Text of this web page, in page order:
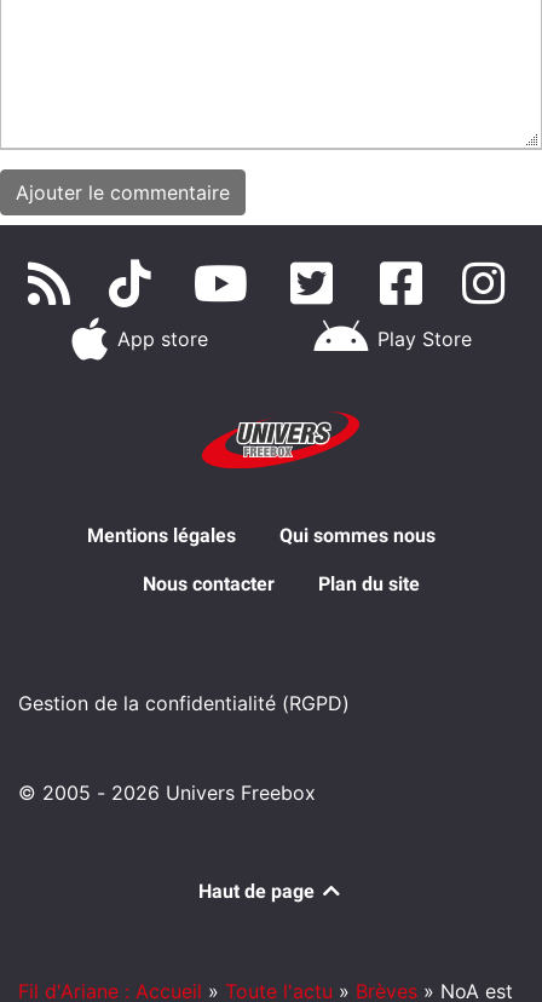
App store Play Store
Mentions légales Qui sommes nous
Nous contacter Plan du site
Gestion de la confidentialité (RGPD)
© 2005 - 2026 Univers Freebox
Haut de page
Fil d'Ariane : Accueil » Toute l'actu » Brèves » NoA est